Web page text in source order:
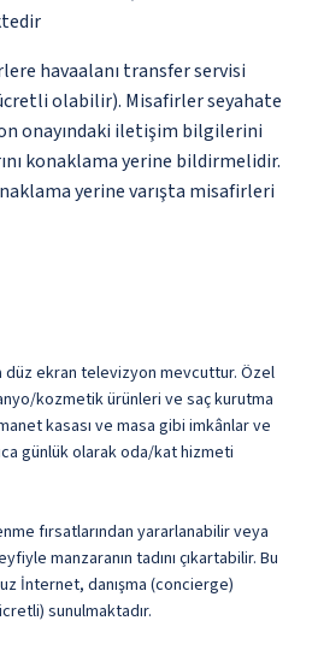
havaalanı transfer servisi
olabilir). Misafirler seyahate
onayındaki iletişim bilgilerini
konaklama yerine bildirmelidir.
yerine varışta misafirleri
düz ekran televizyon mevcuttur. Özel
kozmetik ürünleri ve saç kurutma
kasası ve masa gibi imkânlar ve
günlük olarak oda/kat hizmeti
fırsatlarından yararlanabilir veya
manzaranın tadını çıkartabilir. Bu
İnternet, danışma (concierge)
sunulmaktadır.